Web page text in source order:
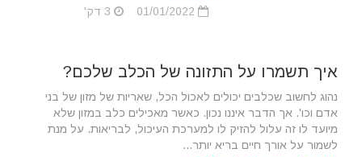
איך תשמרו על התזונה של הכלב שלכם?
נהוג לחשוב שכלבים יכולים לאכול הכל, שאריות של מזון של בני
אדם וכו'. אך הדבר איננו נכון. כאשר מאכילים כלב במזון שלא
מיועד לו זה עלול להזיק לו למערכת העיכול, לבריאות. על מנת
לשמור על אורך חיים בריא יותר...